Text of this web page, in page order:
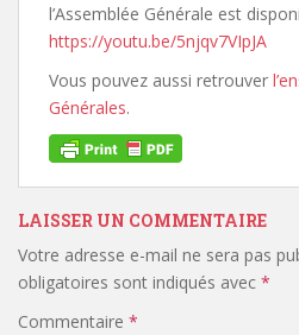
l’Assemblée Générale est
https://youtu.be/5njqv7VIpJA
Vous pouvez aussi retrouver
Générales.
LAISSER UN COMMENTAIRE
Votre adresse e-mail ne sera pas
obligatoires sont indiqués avec *
Commentaire *